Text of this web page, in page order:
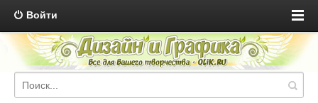
Войти